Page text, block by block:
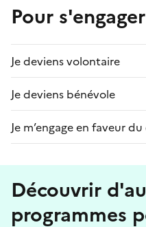
Pour
Je deviens volontaire
Je deviens bénévole
Je m’engage en faveur
Découvrir
programmes